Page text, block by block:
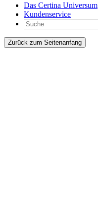
Das Certina Universum
Kundenservice
Zurück zum Seitenanfang